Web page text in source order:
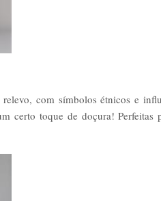
com símbolos étnicos e
certo toque de doçura! Perfeitas